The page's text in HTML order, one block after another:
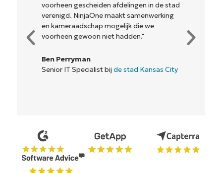
voorheen gescheiden afdelingen in de stad
verenigd. NinjaOne maakt samenwerking
en kameraadschap mogelijk die we
voorheen gewoon niet hadden."
Ben Perryman
Senior IT Specialist bij de stad Kansas City